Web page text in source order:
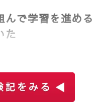
ます。
んで学習を進める
た
学しました。中学生の
ていたので、入って
したが、担任助手の
グループ・ミーティ